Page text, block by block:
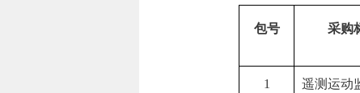
包号 采购
1 遥测运动